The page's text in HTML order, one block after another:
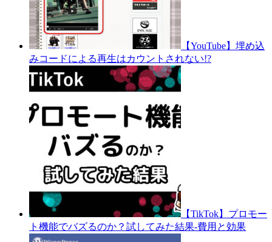
【YouTube】埋め込
みコードによる再生はカウントされない!?
【TikTok】プロモー
ト機能でバズるのか？試してみた結果-費用と効果